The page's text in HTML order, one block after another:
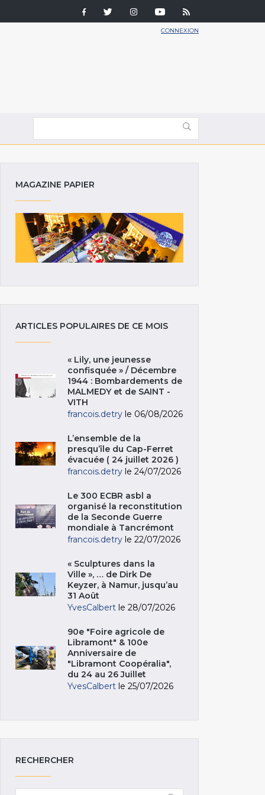
CONNEXION
MAGAZINE PAPIER
ARTICLES POPULAIRES DE CE MOIS
« Lily, une jeunesse
confisquée » / Décembre
1944 : Bombardements de
MALMEDY et de SAINT -
VITH
francois.detry le 06/08/2026
L’ensemble de la
presqu’île du Cap-Ferret
évacuée ( 24 juillet 2026 )
francois.detry le 24/07/2026
Le 300 ECBR asbl a
organisé la reconstitution
de la Seconde Guerre
mondiale à Tancrémont
francois.detry le 22/07/2026
« Sculptures dans la
Ville », … de Dirk De
Keyzer, à Namur, jusqu’au
31 Août
YvesCalbert le 28/07/2026
90e "Foire agricole de
Libramont" & 100e
Anniversaire de
"Libramont Coopéralia",
du 24 au 26 Juillet
YvesCalbert le 25/07/2026
RECHERCHER